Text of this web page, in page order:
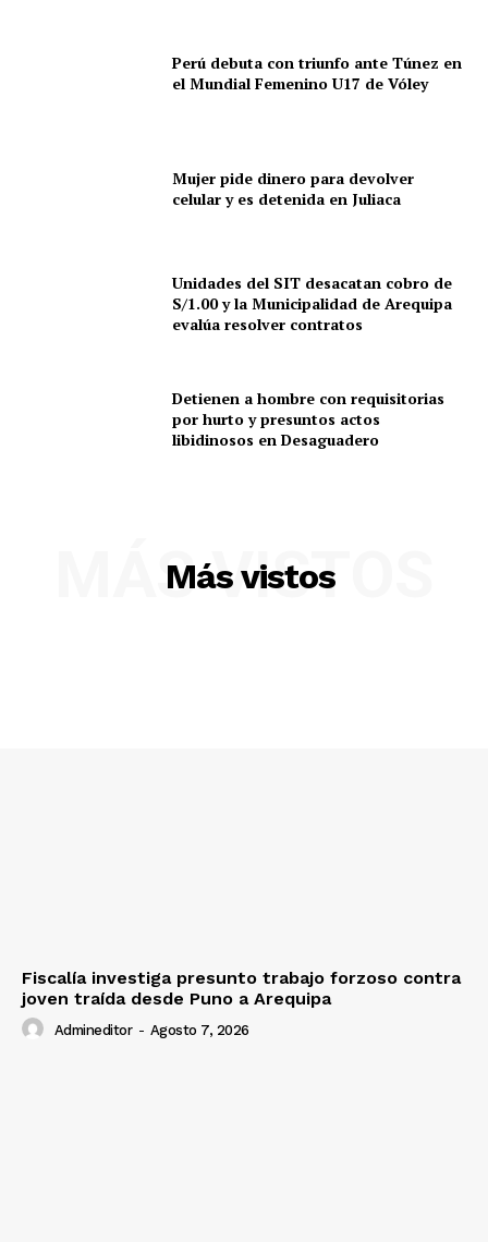
SUSCRIBETE
Diario los Andes
Perú debuta con triunfo ante Túnez en
el Mundial Femenino U17 de Vóley
Mujer pide dinero para devolver
celular y es detenida en Juliaca
Unidades del SIT desacatan cobro de
S/1.00 y la Municipalidad de Arequipa
evalúa resolver contratos
Detienen a hombre con requisitorias
por hurto y presuntos actos
libidinosos en Desaguadero
Más vistos
MÁS VISTOS
Fiscalía investiga presunto trabajo forzoso contra
joven traída desde Puno a Arequipa
Admineditor - Agosto 7, 2026